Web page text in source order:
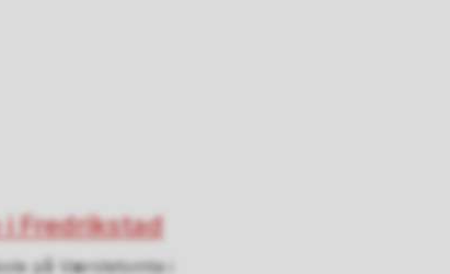
Fredrikstad
på Værstetomta i